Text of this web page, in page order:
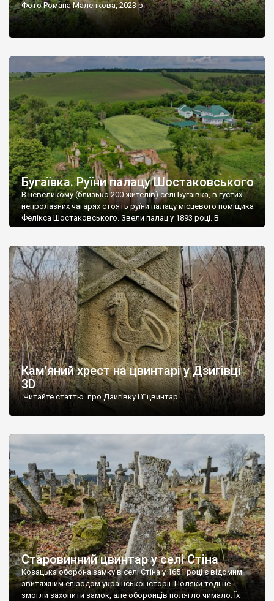
Фото Романа Маленкова, 2023 р.
Бугаївка. Руїни палацу Шостаковського
В невеликому (близько 200 жителів) селі Бугаївка, в густих
непролазних чагарях стоять руїни палацу місцевого поміщика
Фелікса Шостаковського. Звели палац у 1893 році. В
радянський період у ньому спочатку містилася школа, потім
століття тут розмістили туберкульозну лікарню. Коли із
палацу виїхала лікарня – ми точно не […]
Кам’яний хрест на цвинтарі у Дзигівці
3D
Читайте статтю про Дзигівку і її цвинтар
Старовинний цвинтар у селі Стіна
Козацька оборона замку в селі Стіна у 1651 році є відомим
звитяжним епізодом української історії. Поляки тоді не
змогли захопити замок, але оборонців полягло чимало. Їх